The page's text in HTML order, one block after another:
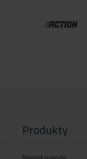
Produkty